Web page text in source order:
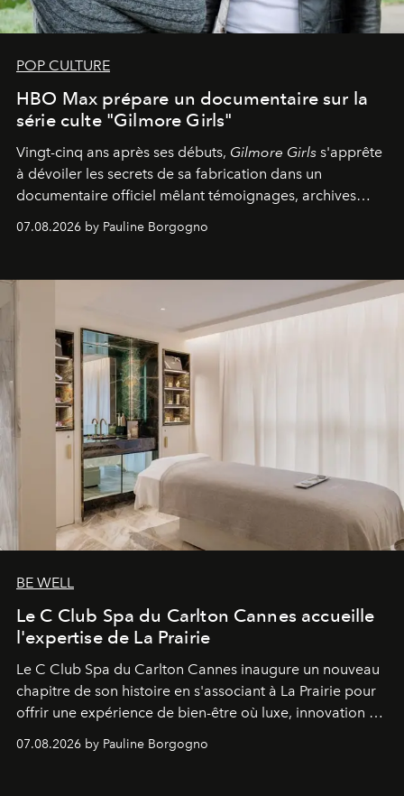
POP CULTURE
HBO Max prépare un documentaire sur la
série culte "Gilmore Girls"
Vingt-cinq ans après ses débuts, Gilmore Girls s'apprête
à dévoiler les secrets de sa fabrication dans un
documentaire officiel mêlant témoignages, archives
inédites et plongée dans les coulisses d'un phénomène
générationnel.
07.08.2026 by Pauline Borgogno
BE WELL
Le C Club Spa du Carlton Cannes accueille
l'expertise de La Prairie
Le C Club Spa du Carlton Cannes inaugure un nouveau
chapitre de son histoire en s'associant à La Prairie pour
offrir une expérience de bien-être où luxe, innovation et
expertise se rencontrent.
07.08.2026 by Pauline Borgogno